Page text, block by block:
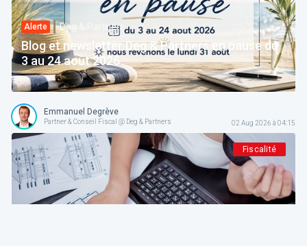
Alerte Deg & Partners
Blog et newsletter Deg & Partners en pause du
3 au 24 août 2026
Emmanuel Degrève
Partner & Conseil Fiscal @ Deg & Partners 02 Aug 2026 à 04:15
Fiscalité